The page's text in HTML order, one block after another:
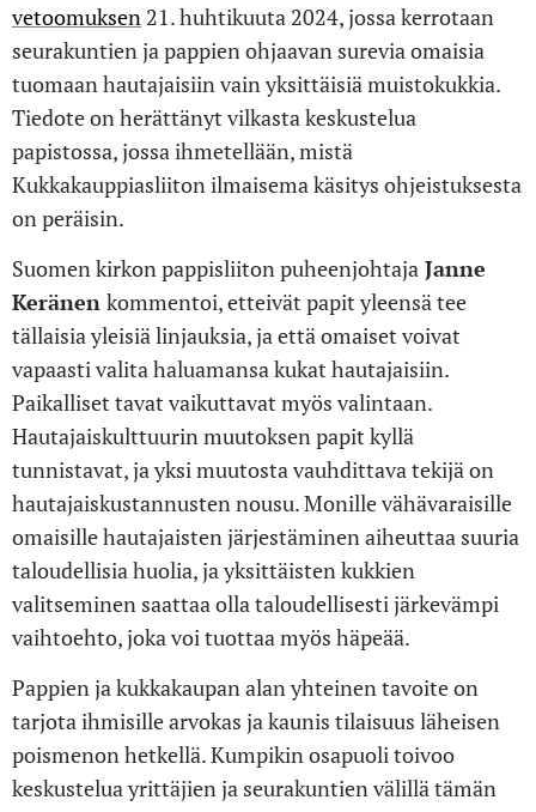
vetoomuksen 21. huhtikuuta 2024, jossa kerrotaan
seurakuntien ja pappien ohjaavan surevia omaisia
tuomaan hautajaisiin vain yksittäisiä muistokukkia.
Tiedote on herättänyt vilkasta keskustelua
papistossa, jossa ihmetellään, mistä
Kukkakauppiasliiton ilmaisema käsitys ohjeistuksesta
on peräisin.
Suomen kirkon pappisliiton puheenjohtaja Janne
Keränen kommentoi, etteivät papit yleensä tee
tällaisia yleisiä linjauksia, ja että omaiset voivat
vapaasti valita haluamansa kukat hautajaisiin.
Paikalliset tavat vaikuttavat myös valintaan.
Hautajaiskulttuurin muutoksen papit kyllä
tunnistavat, ja yksi muutosta vauhdittava tekijä on
hautajaiskustannusten nousu. Monille vähävaraisille
omaisille hautajaisten järjestäminen aiheuttaa suuria
taloudellisia huolia, ja yksittäisten kukkien
valitseminen saattaa olla taloudellisesti järkevämpi
vaihtoehto, joka voi tuottaa myös häpeää.
Pappien ja kukkakaupan alan yhteinen tavoite on
tarjota ihmisille arvokas ja kaunis tilaisuus läheisen
poismenon hetkellä. Kumpikin osapuoli toivoo
keskustelua yrittäjien ja seurakuntien välillä tämän